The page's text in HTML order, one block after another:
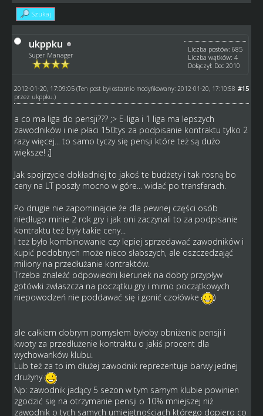
Szukaj
ukppku
Super Manager
Liczba postów: 685
Liczba wątków: 4
Dołączył: Dec 2010
#15
2012-01-20, 17:09:05 (Ten post był ostatnio modyfikowany: 2012-01-20, 17:10:58
przez ukppku.)
a co ma liga do pensji??? ;> E-liga i 1 liga ma lepszych
zawodników i nie płaci 150tys za podpisanie kontraktu tylko 2
razy więcej... to samo tyczy się pensji które też są dużo
większe! ;]
Jak spojrzycie dokładniej to jakoś te budżety i tak rosną bo
ceny na LT poszły mocno w góre... widać po transferach.
Po drugie nie zapominajcie że dla pewnej części osób
niedługo minie 2 rok gry i jak oni zaczynali to za podpisanie
kontraktu też były takie ceny...
I też było kombinowanie czy lepiej sprzedawać zawodników i
kupić podobnych może nieco słabszych, ale oszczedzająć
miliony na przedłużanie kontraktów.
Trzeba znaleźć odpowiedni kierunek na dobry przypływ
gotówki zwłaszcza na początku gry i mimo początkowych
niepowodzeń nie poddawać się i gonić czołówke
)
ale całkiem dobrym pomysłem byłoby obniżenie pensji i
kwoty za przedłużenie kontraktu o jakiś procent dla
wychowanków klubu.
Lub też za to im dłużej zawodnik reprezentuje barwy jednej
drużyny
Np: zawodnik jadący 5 sezon w tym samym klubie powinien
zgodzić się na otrzymanie pensji o 10% mniejszej niż
zawodnik o tych samych umiejętnościach którego dopiero co